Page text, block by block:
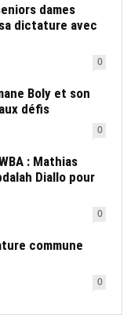
dames
dictature avec
0
Boly et son
défis
0
: Mathias
Diallo pour
0
commune
0